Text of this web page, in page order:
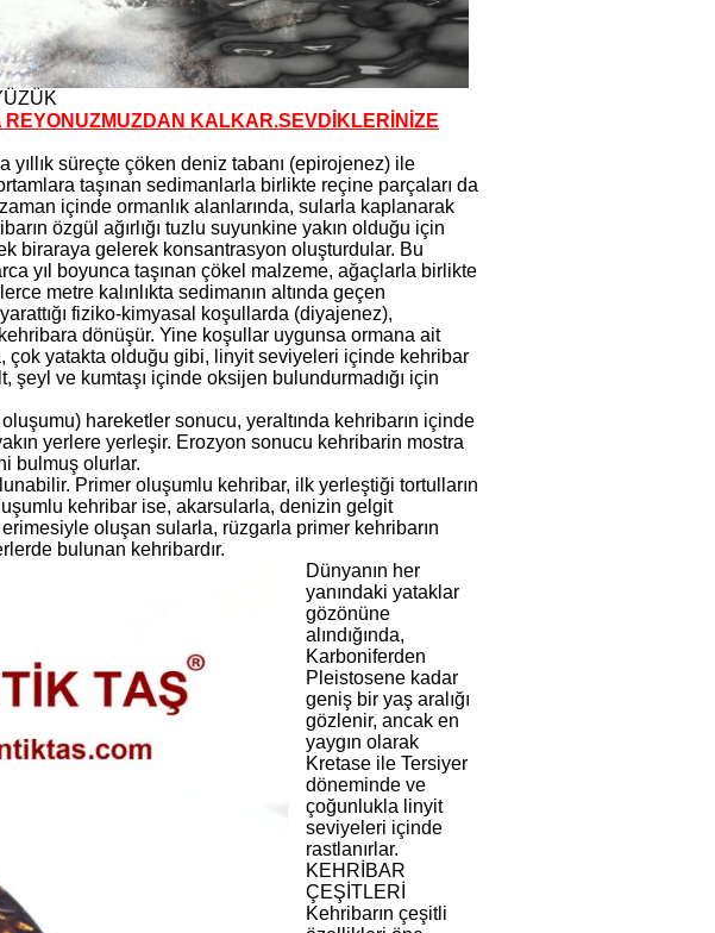
KALKAR.SEVDİKLERİNİZE
süreçte çöken deniz tabanı (epirojenez) ile
taşınan sedimanlarla birlikte reçine parçaları da
içinde ormanlık alanlarında, sularla kaplanarak
özgül ağırlığı tuzlu suyunkine yakın olduğu için
biraraya gelerek konsantrasyon oluşturdular. Bu
yıl boyunca taşınan çökel malzeme, ağaçlarla birlikte
metre kalınlıkta sedimanın altında geçen
fiziko-kimyasal koşullarda (diyajenez),
dönüşür. Yine koşullar uygunsa ormana ait
yatakta olduğu gibi, linyit seviyeleri içinde kehribar
şeyl ve kumtaşı içinde oksijen bulundurmadığı için
hareketler sonucu, yeraltında kehribarın içinde
yerlere yerleşir. Erozyon sonucu kehribarin mostra
bulmuş olurlar.
Primer oluşumlu kehribar, ilk yerleştiği tortulların
kehribar ise, akarsularla, denizin gelgit
oluşan sularla, rüzgarla primer kehribarın
bulunan kehribardır.
Dünyanın her
yanındaki yataklar
gözönüne
alındığında,
Karboniferden
Pleistosene kadar
geniş bir yaş aralığı
gözlenir, ancak en
yaygın olarak
Kretase ile Tersiyer
döneminde ve
çoğunlukla linyit
seviyeleri içinde
rastlanırlar.
KEHRİBAR
ÇEŞİTLERİ
Kehribarın çeşitli